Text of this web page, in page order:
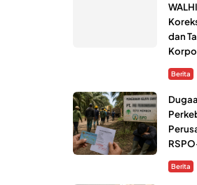
dan
Berita
Berita